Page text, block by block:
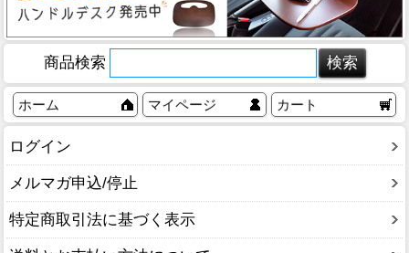
商品検索
ホーム マイページ カート
ログイン
メルマガ申込/停止
特定商取引法に基づく表示